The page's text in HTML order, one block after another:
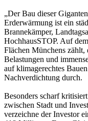
„Der Bau dieser
Erderwärmung ist ein
Brannekämper,
HochhausSTOP. Auf
Flächen Münchens
Belastungen und
auf klimagerechtes
Nachverdichtung durch.
Besonders scharf
zwischen Stadt und
verzeichne der Investor